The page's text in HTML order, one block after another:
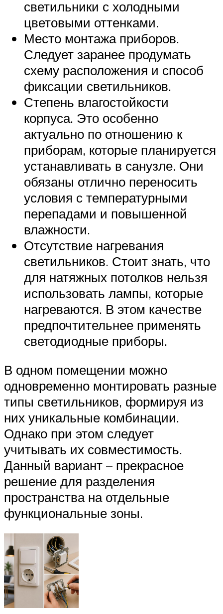
светильники с холодными
цветовыми оттенками.
Место монтажа приборов.
Следует заранее продумать
схему расположения и способ
фиксации светильников.
Степень влагостойкости
корпуса. Это особенно
актуально по отношению к
приборам, которые планируется
устанавливать в санузле. Они
обязаны отлично переносить
условия с температурными
перепадами и повышенной
влажности.
Отсутствие нагревания
светильников. Стоит знать, что
для натяжных потолков нельзя
использовать лампы, которые
нагреваются. В этом качестве
предпочтительнее применять
светодиодные приборы.
В одном помещении можно
одновременно монтировать разные
типы светильников, формируя из
них уникальные комбинации.
Однако при этом следует
учитывать их совместимость.
Данный вариант – прекрасное
решение для разделения
пространства на отдельные
функциональные зоны.